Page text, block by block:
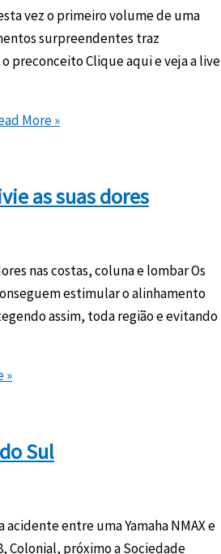
vez o primeiro volume de uma
surpreendentes traz
preconceito Clique aqui e veja a live
More »
as suas dores
nas costas, coluna e lombar Os
estimular o alinhamento
assim, toda região e evitando
»
Sul
acidente entre uma Yamaha NMAX e
Colonial, próximo a Sociedade